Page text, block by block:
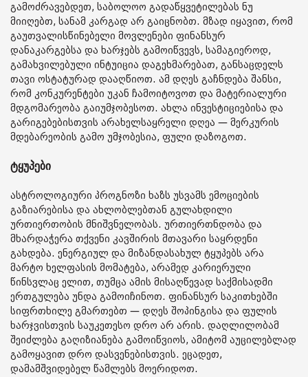
გამოძრავებდეთ, საბოლოო გადაწყვეტილებას ნუ
მიიღებთ, სანამ კარგად არ გაიცნობთ. მზად იყავით, რომ
გაუთვალისწინებელი მოვლენები ფინანსურ
დანაკარგებსა და ხარჯებს გამოიწვევს, სამაგიეროდ,
გამახვილებული ინტუიცია დაგეხმარებათ, განსაცდელს
თავი ოსტატურად დააღწიოთ. ამ დღეს გაჩნდება შანსი,
რომ კონკურენტები უკან ჩამოიტოვოთ და მატერიალური
მდგომარეობა გაიუმჯობესოთ. ახლა ინვესტიციებისა და
გარიგებებისთვის არახელსაყრელი დღეა — მერკურის
მდებარეობის გამო უმჯობესია, ფული დაზოგოთ.
ტყუპები
ასტროლოგიური პროგნოზი ხაზს უსვამს ემოციების
გაზიარებისა და ახლობლებთან გულახდილი
ურთიერთობის მნიშვნელობას. ურთიერთნდობა და
მხარდაჭერა თქვენი კავშირის მთავარი საყრდენი
გახდება. ენერგიულ და მიზანდასახულ ტყუპებს არა
მარტო ხელფასის მომატება, არამედ კარიერული
წინსვლაც ელით, თუმცა ამის მისაღწევად საქმისადმი
ერთგულება უნდა გამოიჩინოთ. ფინანსურ საკითხებში
სიფრთხილე გმართებთ — დღეს შოპინგისა და ფულის
ხარჯვისთვის საუკეთესო დრო არ არის. დაღლილობამ
შეიძლება გაღიზიანება გამოიწვიოს, ამიტომ აუცილებლად
გამოყავით დრო დასვენებისთვის. ეცადეთ,
დამამშვიდებელ წამლებს მოერიდოთ.